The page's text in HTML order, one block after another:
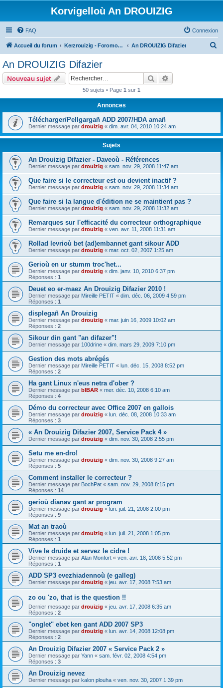
Korvigelloù An DROUIZIG
FAQ Connexion
Accueil du forum Kerzrouizig - Foromoù An Drouizig An DROUIZIG Difazier
e
r
An DROUIZIG Difazier
Nouveau sujet Rechercher
50 sujets • Page 1 sur 1
Annonces
Télécharger/Pellgargañ ADD 2007/HDA amañ
Dernier message par drouizig « dim. avr. 04, 2010 10:24 am
Sujets
An Drouizig Difazier - Daveoù - Références
Dernier message par drouizig « sam. nov. 29, 2008 11:47 am
Que faire si le correcteur est ou devient inactif ?
Dernier message par drouizig « sam. nov. 29, 2008 11:34 am
Que faire si la langue d'édition ne se maintient pas ?
Dernier message par drouizig « sam. nov. 29, 2008 11:32 am
Remarques sur l'efficacité du correcteur orthographique
Dernier message par drouizig « ven. avr. 11, 2008 11:31 am
Rollad levrioù bet (ad)embannet gant sikour ADD
Dernier message par drouizig « mar. oct. 02, 2007 1:25 am
Gerioù en ur stumm troc'het...
Dernier message par drouizig « dim. janv. 10, 2010 6:37 pm
Réponses : 1
Deuet eo er-maez An Drouizig Difazier 2010 !
Dernier message par Mireille PETIT « dim. déc. 06, 2009 4:59 pm
Réponses : 1
displegañ An Drouizig
Dernier message par drouizig « mar. juin 16, 2009 10:02 am
Réponses : 2
Sikour din gant "an difazer"!
Dernier message par 100drine « dim. mars 29, 2009 7:10 pm
Gestion des mots abrégés
Dernier message par Mireille PETIT « lun. déc. 15, 2008 8:52 pm
Réponses : 2
Ha gant Linux n'eus netra d'ober ?
Dernier message par bIBAR « mer. déc. 10, 2008 6:10 am
Réponses : 4
Démo du correcteur avec Office 2007 en gallois
Dernier message par drouizig « lun. déc. 08, 2008 10:33 am
Réponses : 3
« An Drouizig Difazier 2007, Service Pack 4 »
Dernier message par drouizig « dim. nov. 30, 2008 2:55 pm
Setu me en-dro!
Dernier message par drouizig « dim. nov. 30, 2008 9:27 am
Réponses : 5
Comment installer le correcteur ?
Dernier message par BochPat « sam. nov. 29, 2008 8:15 pm
Réponses : 14
gerioù dianav gant ar program
Dernier message par drouizig « lun. juil. 21, 2008 2:00 pm
Réponses : 9
Mat an traoù
Dernier message par drouizig « lun. juil. 21, 2008 1:05 pm
Réponses : 1
Vive le druide et servez le cidre !
Dernier message par Alan Monfort « ven. avr. 18, 2008 5:52 pm
Réponses : 1
ADD SP3 evezhiadennoù (e galleg)
Dernier message par drouizig « jeu. avr. 17, 2008 7:53 am
zo ou 'zo, that is the question !!
Dernier message par drouizig « jeu. avr. 17, 2008 6:35 am
Réponses : 2
"onglet" ebet ken gant ADD 2007 SP3
Dernier message par drouizig « lun. avr. 14, 2008 12:08 pm
Réponses : 2
An Drouizig Difazier 2007 « Service Pack 2 »
Dernier message par Yann « sam. févr. 02, 2008 4:54 pm
Réponses : 3
An Drouizig nevez
Dernier message par kalon plouha « ven. nov. 30, 2007 1:39 pm